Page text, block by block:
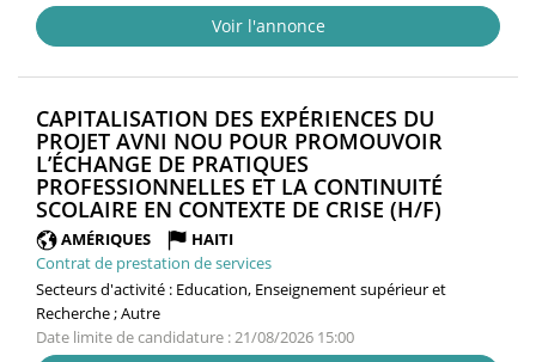
Voir l'annonce
CAPITALISATION DES EXPÉRIENCES DU
PROJET AVNI NOU POUR PROMOUVOIR
L’ÉCHANGE DE PRATIQUES
PROFESSIONNELLES ET LA CONTINUITÉ
SCOLAIRE EN CONTEXTE DE CRISE (H/F)
AMÉRIQUES
HAITI
Contrat de prestation de services
Secteurs d'activité : Education, Enseignement supérieur et
Recherche ; Autre
Date limite de candidature : 21/08/2026 15:00